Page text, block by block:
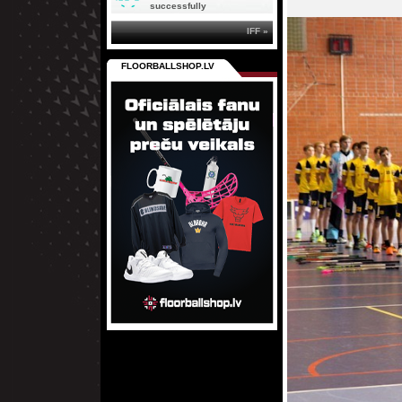
successfully
IFF »
FLOORBALLSHOP.LV